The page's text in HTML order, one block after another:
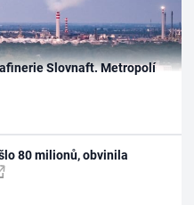
Slovnaft. Metropolí
80 milionů, obvinila